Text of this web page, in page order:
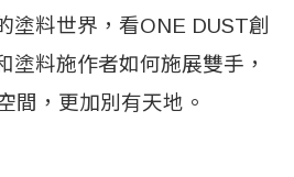
塗料世界，看ONE DUST創
塗料施作者如何施展雙手，
間，更加別有天地。